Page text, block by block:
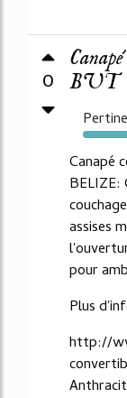
0
BUT
97%
Canapé
BELIZE:
assises
pour
Plus
http://